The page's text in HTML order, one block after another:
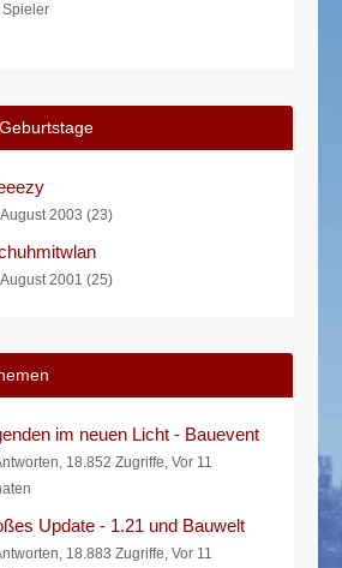
Spieler
2003 (23)
2001 (25)
im neuen Licht - Bauevent
18.852 Zugriffe, Vor 11
Update - 1.21 und Bauwelt
18.883 Zugriffe, Vor 11